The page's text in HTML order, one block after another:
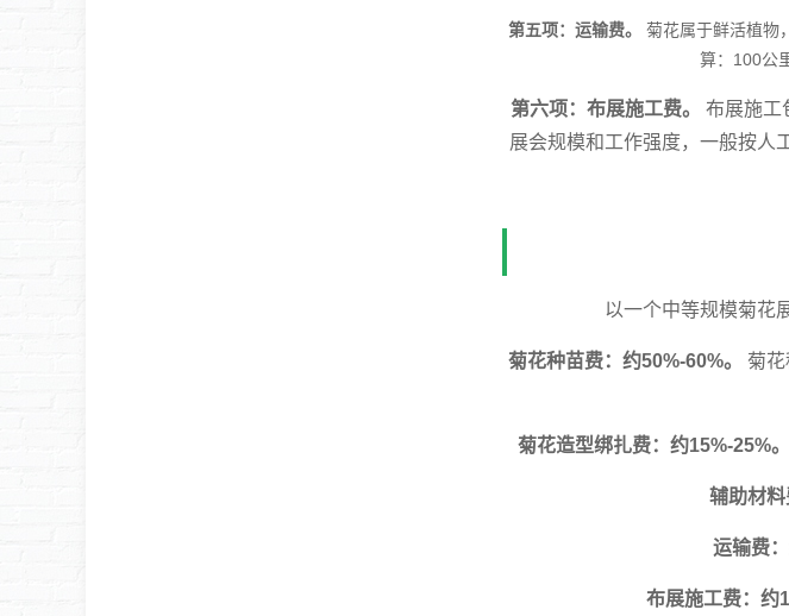
第五项：运输费。
菊花属于鲜活植物
算：100公
第六项：布展施工费。
布展施工
展会规模和工作强度，一般按人
以一个中等规模菊花
菊花种苗费：约50%-60%。
菊
菊花造型绑扎费：约15%-25%。
辅助材料
运输费
布展施工费：约